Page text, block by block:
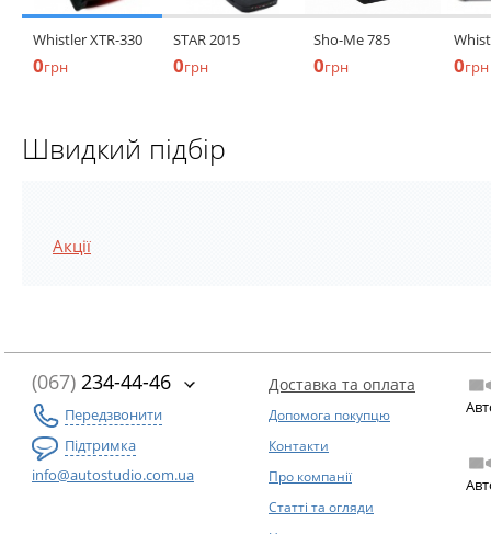
Whistler XTR-330
0грн
STAR 2015
0грн
Sho-Me 785
0грн 0грн
Швидкий підбір
Акції
(067) 234-44-46
Передзвонити
Підтримка
info@autostudio.com.ua
Доставка та оплата
Допомога покупцю
Контакти
Про компанії
Статті та огляди